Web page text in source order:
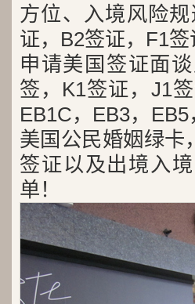
方位、入境风险
证，B2签证，F1
申请美国签证面
签，K1签证，J1
EB1C，EB3，
美国公民婚姻绿卡
签证以及出境入
单！